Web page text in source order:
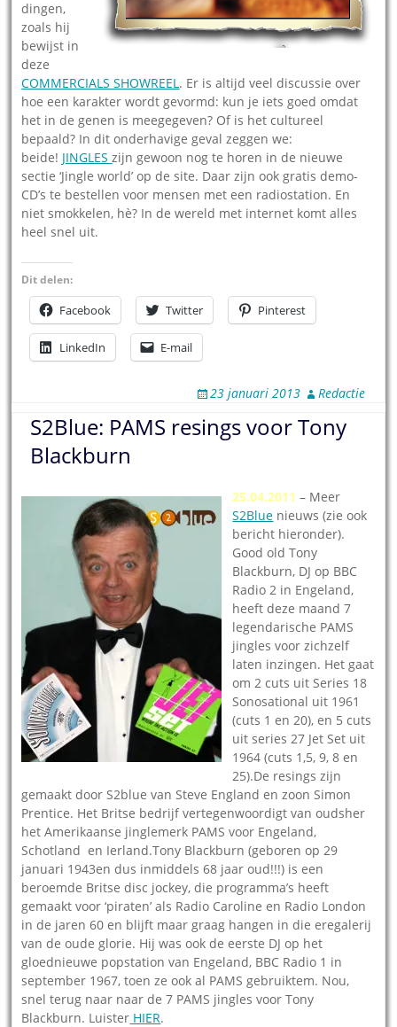
dingen,
zoals hij
bewijst in
deze
COMMERCIALS SHOWREEL . Er is altijd veel discussie over
hoe een karakter wordt gevormd: kun je iets goed omdat
het in de genen is meegegeven? Of is het cultureel
bepaald? In dit onderhavige geval zeggen we:
beide! JINGLESzijn gewoon nog te horen in de nieuwe
sectie ‘Jingle world’ op de site. Daar zijn ook gratis demo-
CD’s te bestellen voor mensen met een radiostation. En
niet smokkelen, hè? In de wereld met internet komt alles
heel snel uit.
Dit delen:
Facebook Twitter Pinterest
LinkedIn E-mail
23 januari 2013 Redactie
S2Blue: PAMS resings voor Tony
Blackburn
25.04.2011 – Meer
S2Blue nieuws (zie ook
bericht hieronder).
Good old Tony
Blackburn, DJ op BBC
Radio 2 in Engeland,
heeft deze maand 7
legendarische PAMS
jingles voor zichzelf
laten inzingen. Het gaat
om 2 cuts uit Series 18
Sonosational uit 1961
(cuts 1 en 20), en 5 cuts
uit series 27 Jet Set uit
1964 (cuts 1,5, 9, 8 en
25).De resings zijn
gemaakt door S2blue van Steve England en zoon Simon
Prentice. Het Britse bedrijf vertegenwoordigt van oudsher
het Amerikaanse jinglemerk PAMS voor Engeland,
Schotland en Ierland.Tony Blackburn (geboren op 29
januari 1943en dus inmiddels 68 jaar oud!!!) is een
beroemde Britse disc jockey, die programma’s heeft
gemaakt voor ‘piraten’ als Radio Caroline en Radio London
in de jaren 60 en blijft maar graag hangen in die eregalerij
van de oude glorie. Hij was ook de eerste DJ op het
gloednieuwe popstation van Engeland, BBC Radio 1 in
september 1967, toen ze ook al PAMS gebruiktem. Nou,
snel terug naar naar de 7 PAMS jingles voor Tony
Blackburn. Luister HIER.